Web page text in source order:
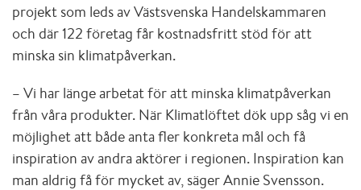
projekt som leds av Västsvenska Handelskammaren
och där 122 företag får kostnadsfritt stöd för att
minska sin klimatpåverkan.
– Vi har länge arbetat för att minska klimatpåverkan
från våra produkter. När Klimatlöftet dök upp såg vi en
möjlighet att både anta fler konkreta mål och få
inspiration av andra aktörer i regionen. Inspiration kan
man aldrig få för mycket av, säger Annie Svensson.